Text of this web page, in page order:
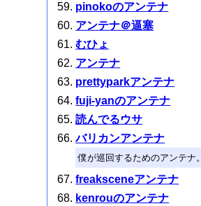
pinokoのアンテナ
アンテナ＠逼塞
むひょ
アンテナ
prettyparkアンテナ
fuji-yanのアンテナ
読んでるウサ
バリカンアンテナ
僕が巡回するためのアンテナ。
freaksceneアンテナ
kenrouのアンテナ